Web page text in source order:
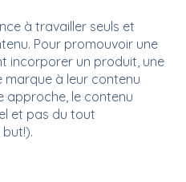
à travailler seuls et
Pour promouvoir une
incorporer un produit, une
marque à leur contenu
approche, le contenu
et pas du tout